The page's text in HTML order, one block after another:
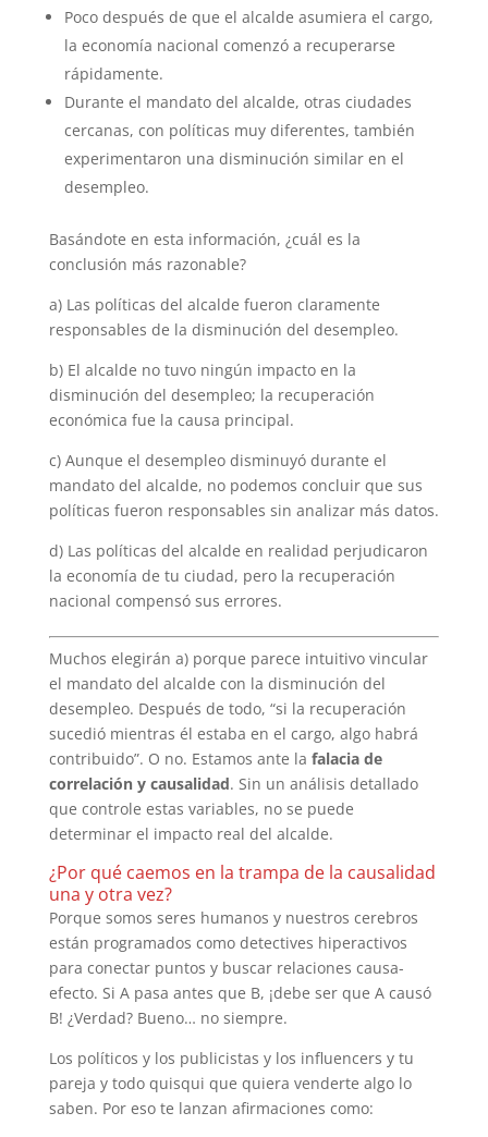
Poco después de que el alcalde asumiera el cargo,
la economía nacional comenzó a recuperarse
rápidamente.
Durante el mandato del alcalde, otras ciudades
cercanas, con políticas muy diferentes, también
experimentaron una disminución similar en el
desempleo.
Basándote en esta información, ¿cuál es la
conclusión más razonable?
a) Las políticas del alcalde fueron claramente
responsables de la disminución del desempleo.
b) El alcalde no tuvo ningún impacto en la
disminución del desempleo; la recuperación
económica fue la causa principal.
c) Aunque el desempleo disminuyó durante el
mandato del alcalde, no podemos concluir que sus
políticas fueron responsables sin analizar más datos.
d) Las políticas del alcalde en realidad perjudicaron
la economía de tu ciudad, pero la recuperación
nacional compensó sus errores.
Muchos elegirán a) porque parece intuitivo vincular
el mandato del alcalde con la disminución del
desempleo. Después de todo, “si la recuperación
sucedió mientras él estaba en el cargo, algo habrá
contribuido”. O no. Estamos ante la falacia de
correlación y causalidad. Sin un análisis detallado
que controle estas variables, no se puede
determinar el impacto real del alcalde.
¿Por qué caemos en la trampa de la causalidad
una y otra vez?
Porque somos seres humanos y nuestros cerebros
están programados como detectives hiperactivos
para conectar puntos y buscar relaciones causa-
efecto. Si A pasa antes que B, ¡debe ser que A causó
B! ¿Verdad? Bueno… no siempre.
Los políticos y los publicistas y los influencers y tu
pareja y todo quisqui que quiera venderte algo lo
saben. Por eso te lanzan afirmaciones como: